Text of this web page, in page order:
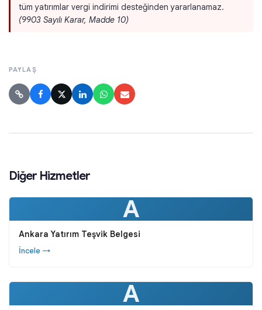
tüm yatırımlar vergi indirimi desteğinden yararlanamaz.
(9903 Sayılı Karar, Madde 10)
PAYLAŞ
Diğer Hizmetler
A
Ankara Yatırım Teşvik Belgesi
İncele →
A